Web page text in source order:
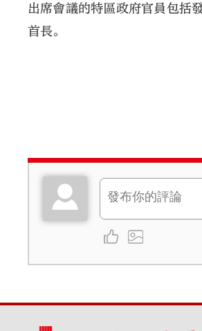
出席會議的特區政府官員包括
首長。